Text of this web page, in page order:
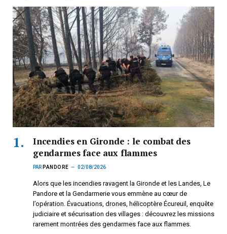
Incendies en Gironde : le combat des
gendarmes face aux flammes
PAR PANDORE 02/08/2026
Alors que les incendies ravagent la Gironde et les Landes, Le
Pandore et la Gendarmerie vous emmène au cœur de
l’opération. Évacuations, drones, hélicoptère Écureuil, enquête
judiciaire et sécurisation des villages : découvrez les missions
rarement montrées des gendarmes face aux flammes.